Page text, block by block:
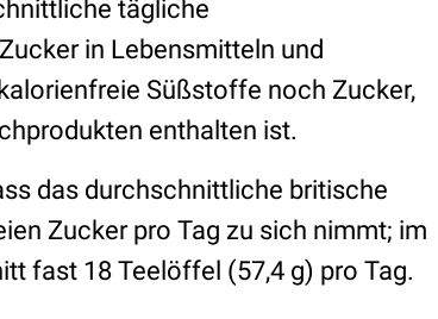
tägliche
in Lebensmitteln und
Süßstoffe noch Zucker,
enthalten ist.
das durchschnittliche britische
Zucker pro Tag zu sich nimmt; im
fast 18 Teelöffel (57,4 g) pro Tag.